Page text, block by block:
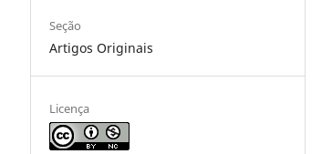
Seção
Artigos Originais
Licença